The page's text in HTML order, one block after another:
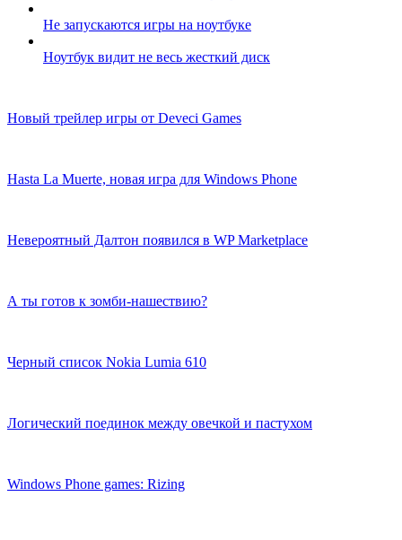
Не запускаются игры на ноутбуке
Ноутбук видит не весь жесткий диск
Новый трейлер игры от Deveci Games
Hasta La Muerte, новая игра для Windows Phone
Невероятный Далтон появился в WP Marketplace
А ты готов к зомби-нашествию?
Черный список Nokia Lumia 610
Логический поединок между овечкой и пастухом
Windows Phone games: Rizing